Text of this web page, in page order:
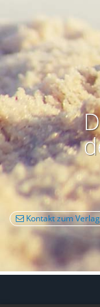
Kontakt zum